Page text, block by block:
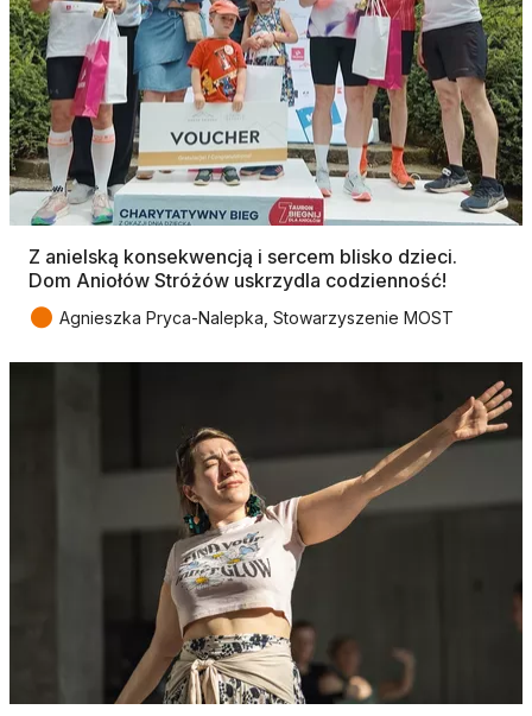
Z anielską konsekwencją i sercem blisko dzieci.
Dom Aniołów Stróżów uskrzydla codzienność!
● Agnieszka Pryca-Nalepka, Stowarzyszenie MOST